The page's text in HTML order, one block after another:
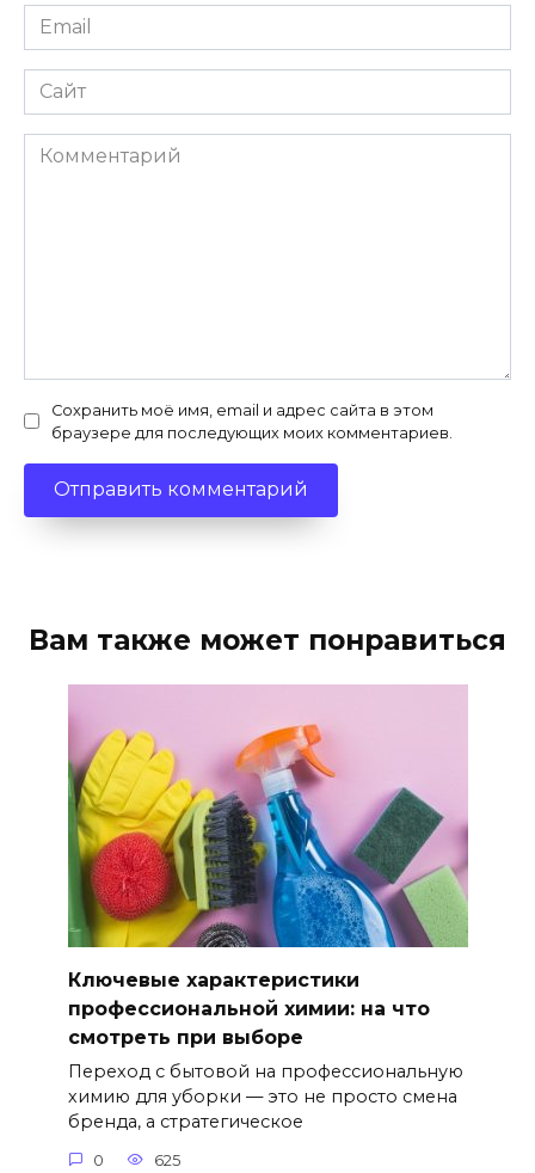
Email
Сайт
Комментарий
Сохранить моё имя, email и адрес сайта в этом
браузере для последующих моих комментариев.
Вам также может понравиться
Ключевые характеристики
профессиональной химии: на что
смотреть при выборе
Переход с бытовой на профессиональную
химию для уборки — это не просто смена
бренда, а стратегическое
0 625